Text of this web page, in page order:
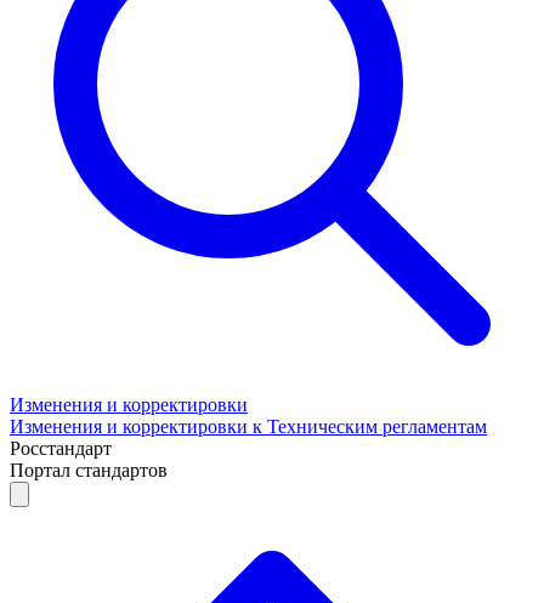
Изменения и корректировки
Изменения и корректировки к Техническим регламентам
Росстандарт
Портал стандартов